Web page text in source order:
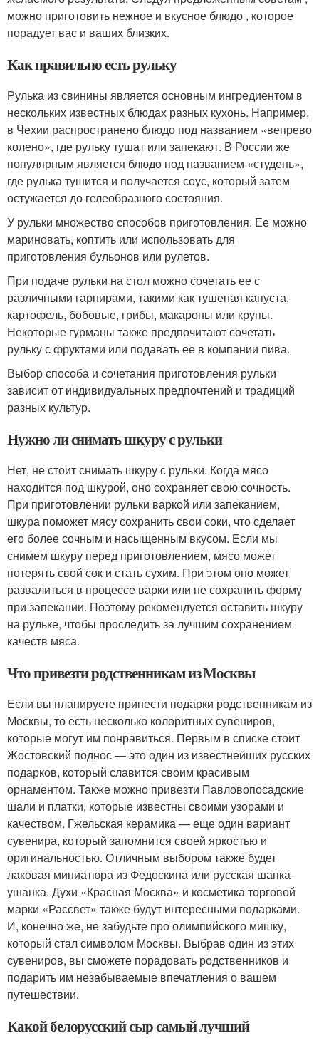
можно приготовить нежное и вкусное блюдо , которое
порадует вас и ваших близких.
Как правильно есть рульку
Рулька из свинины является основным ингредиентом в
нескольких известных блюдах разных кухонь. Например,
в Чехии распространено блюдо под названием «вепрево
колено», где рульку тушат или запекают. В России же
популярным является блюдо под названием «студень»,
где рулька тушится и получается соус, который затем
остужается до гелеобразного состояния.
У рульки множество способов приготовления. Ее можно
мариновать, коптить или использовать для
приготовления бульонов или рулетов.
При подаче рульки на стол можно сочетать ее с
различными гарнирами, такими как тушеная капуста,
картофель, бобовые, грибы, макароны или крупы.
Некоторые гурманы также предпочитают сочетать
рульку с фруктами или подавать ее в компании пива.
Выбор способа и сочетания приготовления рульки
зависит от индивидуальных предпочтений и традиций
разных культур.
Нужно ли снимать шкуру с рульки
Нет, не стоит снимать шкуру с рульки. Когда мясо
находится под шкурой, оно сохраняет свою сочность.
При приготовлении рульки варкой или запеканием,
шкура поможет мясу сохранить свои соки, что сделает
его более сочным и насыщенным вкусом. Если мы
снимем шкуру перед приготовлением, мясо может
потерять свой сок и стать сухим. При этом оно может
развалиться в процессе варки или не сохранить форму
при запекании. Поэтому рекомендуется оставить шкуру
на рульке, чтобы проследить за лучшим сохранением
качеств мяса.
Что привезти родственникам из Москвы
Если вы планируете принести подарки родственникам из
Москвы, то есть несколько колоритных сувениров,
которые могут им понравиться. Первым в списке стоит
Жостовский поднос — это один из известнейших русских
подарков, который славится своим красивым
орнаментом. Также можно привезти Павловопосадские
шали и платки, которые известны своими узорами и
качеством. Гжельская керамика — еще один вариант
сувенира, который запомнится своей яркостью и
оригинальностью. Отличным выбором также будет
лаковая миниатюра из Федоскина или русская шапка-
ушанка. Духи «Красная Москва» и косметика торговой
марки «Рассвет» также будут интересными подарками.
И, конечно же, не забудьте про олимпийского мишку,
который стал символом Москвы. Выбрав один из этих
сувениров, вы сможете порадовать родственников и
подарить им незабываемые впечатления о вашем
путешествии.
Какой белорусский сыр самый лучший